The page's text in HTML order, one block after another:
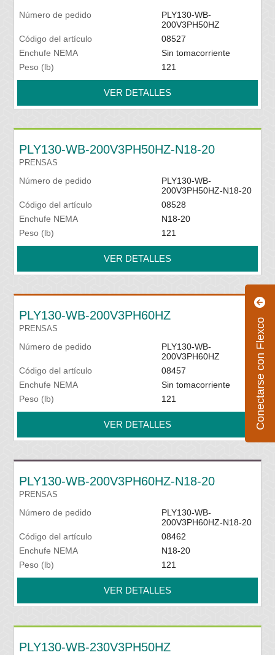
Conectarse con Flexco
Número de pedido
PLY130-WB-
200V3PH50HZ
Código del artículo
08527
Enchufe NEMA
Sin tomacorriente
Peso (lb)
121
VER DETALLES
PLY130-WB-200V3PH50HZ-N18-20
PRENSAS
Número de pedido
PLY130-WB-
200V3PH50HZ-N18-20
Código del artículo
08528
Enchufe NEMA
N18-20
Peso (lb)
121
VER DETALLES
PLY130-WB-200V3PH60HZ
PRENSAS
Número de pedido
PLY130-WB-
200V3PH60HZ
Código del artículo
08457
Enchufe NEMA
Sin tomacorriente
Peso (lb)
121
VER DETALLES
PLY130-WB-200V3PH60HZ-N18-20
PRENSAS
Número de pedido
PLY130-WB-
200V3PH60HZ-N18-20
Código del artículo
08462
Enchufe NEMA
N18-20
Peso (lb)
121
VER DETALLES
PLY130-WB-230V3PH50HZ